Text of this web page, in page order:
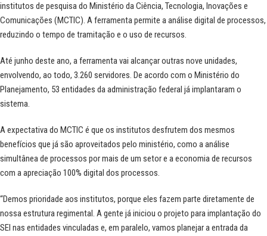
institutos de pesquisa do Ministério da Ciência, Tecnologia, Inovações e
Comunicações (MCTIC). A ferramenta permite a análise digital de processos,
reduzindo o tempo de tramitação e o uso de recursos.
Até junho deste ano, a ferramenta vai alcançar outras nove unidades,
envolvendo, ao todo, 3.260 servidores. De acordo com o Ministério do
Planejamento, 53 entidades da administração federal já implantaram o
sistema.
A expectativa do MCTIC é que os institutos desfrutem dos mesmos
benefícios que já são aproveitados pelo ministério, como a análise
simultânea de processos por mais de um setor e a economia de recursos
com a apreciação 100% digital dos processos.
“Demos prioridade aos institutos, porque eles fazem parte diretamente de
nossa estrutura regimental. A gente já iniciou o projeto para implantação do
SEI nas entidades vinculadas e, em paralelo, vamos planejar a entrada da